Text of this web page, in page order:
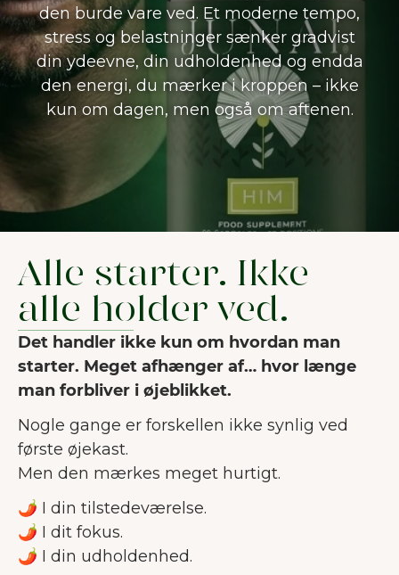
den burde vare ved. Et moderne tempo,
stress og belastninger sænker gradvist
din ydeevne, din udholdenhed og endda
den energi, du mærker i kroppen – ikke
kun om dagen, men også om aftenen.
Alle starter. Ikke
alle holder ved.
Det handler ikke kun om hvordan man
starter. Meget afhænger af… hvor længe
man forbliver i øjeblikket.
Nogle gange er forskellen ikke synlig ved
første øjekast.
Men den mærkes meget hurtigt.
🌶 I din tilstedeværelse.
🌶 I dit fokus.
🌶 I din udholdenhed.